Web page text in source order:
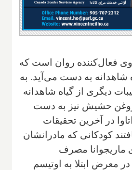
فعال‌کننده روان است که
شاهدانه به‌ دست می‌آید. به
دیگری از گیاه شاهدانه
حشیش نیز به دست
در آخرین تحقیقات
کودکانی که مادرانشان
ماریجوانا مصرف
معرض ابتلا به اوتیسم